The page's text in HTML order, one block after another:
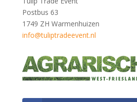
Postbus 63
1749 ZH Warmenhuizen
info@tuliptradeevent.nl